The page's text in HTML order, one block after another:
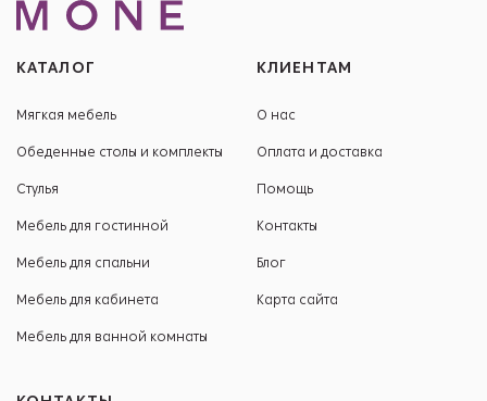
КАТАЛОГ
Мягкая мебель
Обеденные столы и комплекты
Стулья
Мебель для гостинной
Мебель для спальни
Мебель для кабинета
Мебель для ванной комнаты
КЛИЕНТАМ
О нас
Оплата и доставка
Помощь
Контакты
Блог
Карта сайта